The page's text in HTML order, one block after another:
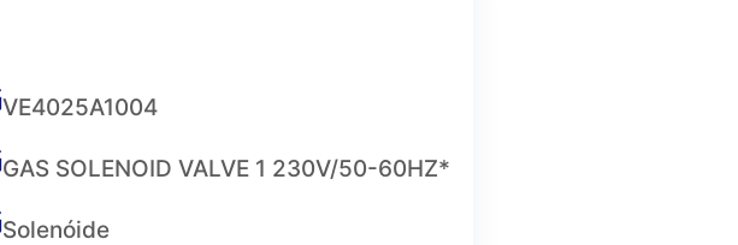
VE4025A1004
GAS SOLENOID VALVE 1 230V/50-60HZ*
Solenóide